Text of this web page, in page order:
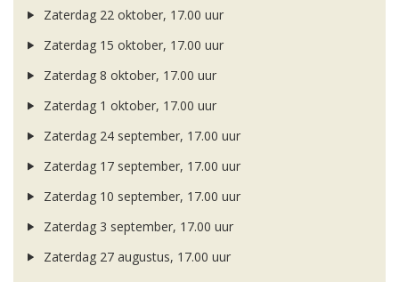
Zaterdag 22 oktober, 17.00 uur
Zaterdag 15 oktober, 17.00 uur
Zaterdag 8 oktober, 17.00 uur
Zaterdag 1 oktober, 17.00 uur
Zaterdag 24 september, 17.00 uur
Zaterdag 17 september, 17.00 uur
Zaterdag 10 september, 17.00 uur
Zaterdag 3 september, 17.00 uur
Zaterdag 27 augustus, 17.00 uur